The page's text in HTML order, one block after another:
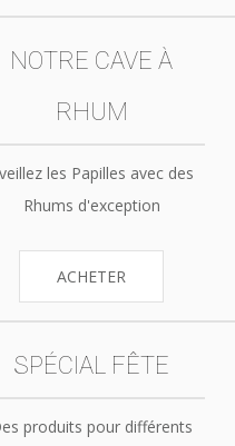
NOTRE CAVE À
RHUM
les Papilles avec des
Rhums d'exception
ACHETER
SPÉCIAL FÊTE
produits pour différents